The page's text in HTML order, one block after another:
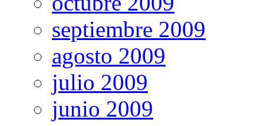
septiembre 2009
agosto 2009
julio 2009
junio 2009